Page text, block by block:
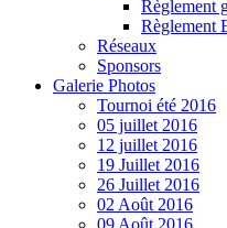
Règlement
Règlement
Réseaux
Sponsors
Galerie Photos
Tournoi été 2016
05 juillet 2016
12 juillet 2016
19 Juillet 2016
26 Juillet 2016
02 Août 2016
09 Août 2016